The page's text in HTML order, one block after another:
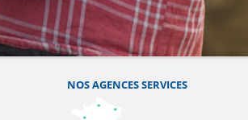
NOS AGENCES SERVICES